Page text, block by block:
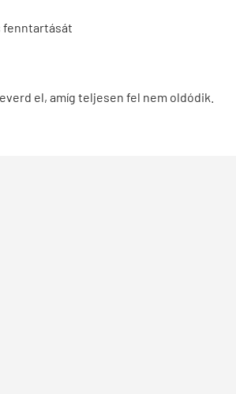
fenntartását
el, amíg teljesen fel nem oldódik.